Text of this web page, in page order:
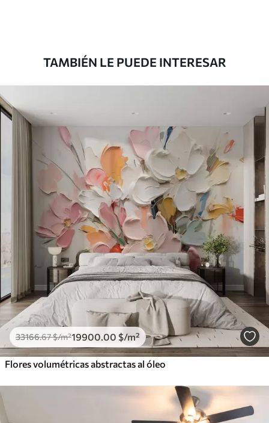
Vinilo Premium
43816.6726290.00$/m²
TAMBIÉN LE PUEDE INTERESAR
33166.67$/m²19900 .00 $/m²
Flores volumétricas abstractas al óleo